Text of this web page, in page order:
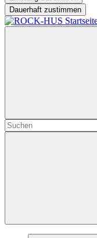
Dauerhaft zustimmen